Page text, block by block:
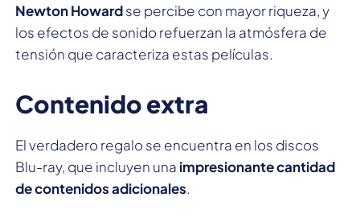
Newton Howardse percibe con mayor riqueza, y
los efectos de sonido refuerzan la atmósfera de
tensión que caracteriza estas películas.
Contenido extra
El verdadero regalo se encuentra en los discos
Blu-ray, que incluyen una impresionante cantidad
de contenidos adicionales.